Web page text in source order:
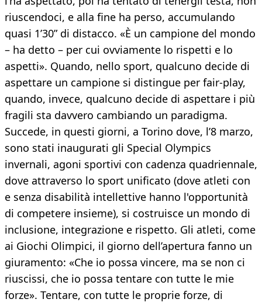
riuscendoci, e alla fine ha perso, accumulando
quasi 1’30” di distacco. «È un campione del mondo
– ha detto – per cui ovviamente lo rispetti e lo
aspetti». Quando, nello sport, qualcuno decide di
aspettare un campione si distingue per fair-play,
quando, invece, qualcuno decide di aspettare i più
fragili sta davvero cambiando un paradigma.
Succede, in questi giorni, a Torino dove, l’8 marzo,
sono stati inaugurati gli Special Olympics
invernali, agoni sportivi con cadenza quadriennale,
dove attraverso lo sport unificato (dove atleti con
e senza disabilità intellettive hanno l'opportunità
di competere insieme), si costruisce un mondo di
inclusione, integrazione e rispetto. Gli atleti, come
ai Giochi Olimpici, il giorno dell’apertura fanno un
giuramento: «Che io possa vincere, ma se non ci
riuscissi, che io possa tentare con tutte le mie
forze». Tentare, con tutte le proprie forze, di